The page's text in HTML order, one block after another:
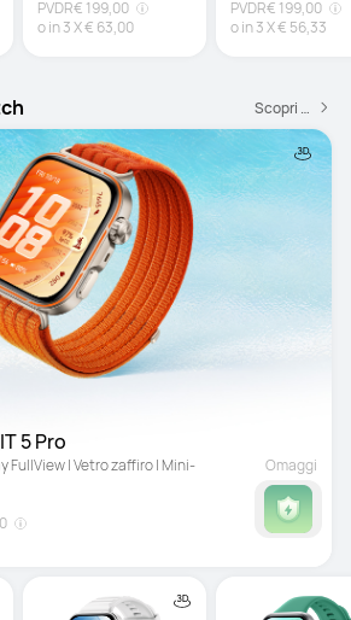
PVDR€ 199,00
o in3X€ 63,00
PVDR€ 199,00
o in3X€ 56,33
Scopri di più
FullView | Vetro zaffiro | Mini-
Omaggi